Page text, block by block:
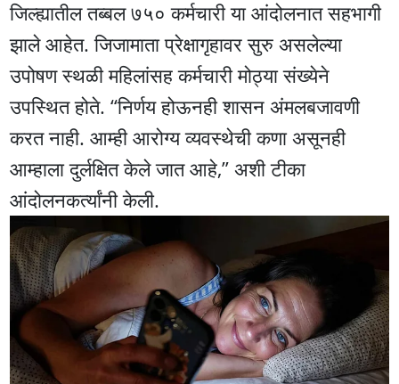
जिल्ह्यातील तब्बल ७५० कर्मचारी या आंदोलनात सहभागी
झाले आहेत. जिजामाता प्रेक्षागृहावर सुरु असलेल्या
उपोषण स्थळी महिलांसह कर्मचारी मोठ्या संख्येने
उपस्थित होते. “निर्णय होऊनही शासन अंमलबजावणी
करत नाही. आम्ही आरोग्य व्यवस्थेची कणा असूनही
आम्हाला दुर्लक्षित केले जात आहे,” अशी टीका
आंदोलनकर्त्यांनी केली.